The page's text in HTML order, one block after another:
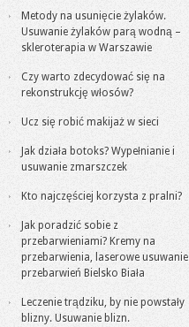
Metody na usunięcie żylaków.
Usuwanie żylaków parą wodną –
skleroterapia w Warszawie
Czy warto zdecydować się na
rekonstrukcję włosów?
Ucz się robić makijaż w sieci
Jak działa botoks? Wypełnianie i
usuwanie zmarszczek
Kto najczęściej korzysta z pralni?
Jak poradzić sobie z
przebarwieniami? Kremy na
przebarwienia, laserowe usuwanie
przebarwień Bielsko Biała
Leczenie trądziku, by nie powstały
blizny. Usuwanie blizn.